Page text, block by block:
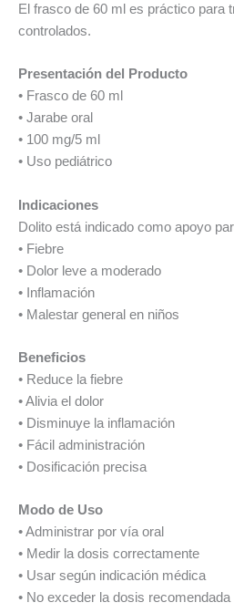
El frasco de 60 ml es práctico para
controlados.
Presentación del Producto
• Frasco de 60 ml
• Jarabe oral
• 100 mg/5 ml
• Uso pediátrico
Indicaciones
Dolito está indicado como apoyo
• Fiebre
• Dolor leve a moderado
• Inflamación
• Malestar general en niños
Beneficios
• Reduce la fiebre
• Alivia el dolor
• Disminuye la inflamación
• Fácil administración
• Dosificación precisa
Modo de Uso
• Administrar por vía oral
• Medir la dosis correctamente
• Usar según indicación médica
• No exceder la dosis recomendada